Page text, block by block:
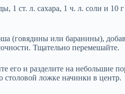
1 ст. л. сахара, 1 ч. л. соли и 10 г
(говядины или баранины),
Тщательно перемешайте.
его и разделите на небольшие
ложке начинки в центр.